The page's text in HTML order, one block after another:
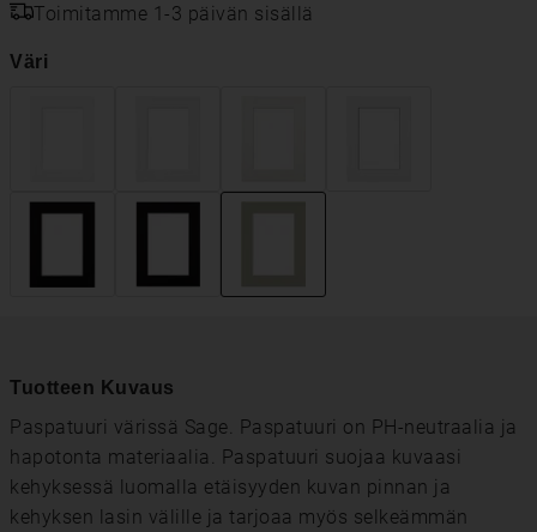
Toimitamme 1-3 päivän sisällä
Väri
Tuotteen Kuvaus
Paspatuuri värissä Sage. Paspatuuri on PH-neutraalia ja
hapotonta materiaalia. Paspatuuri suojaa kuvaasi
kehyksessä luomalla etäisyyden kuvan pinnan ja
kehyksen lasin välille ja tarjoaa myös selkeämmän